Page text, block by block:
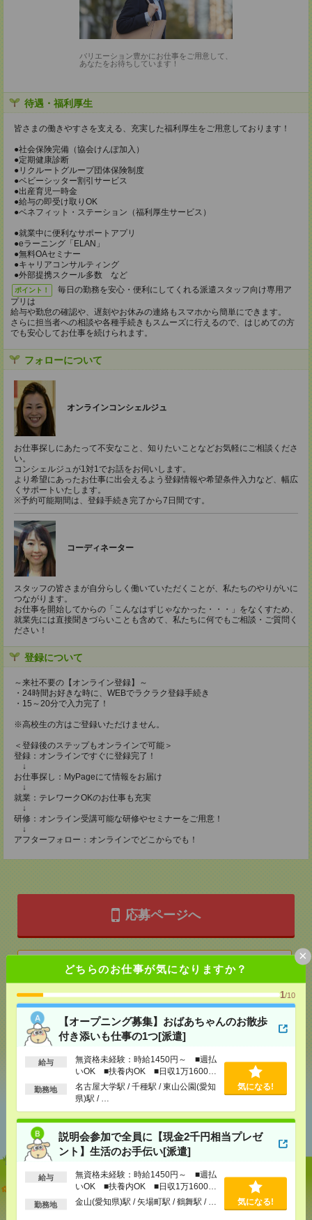
どちらのお仕事が気になりますか？
1/10
【オープニング募集】おばあちゃんのお散歩
付き添いも仕事の1つ[派遣]
給与
無資格未経験：時給1450円～ ■週払
いOK ■扶養内OK ■日収1万1600円
以上
勤務地
名古屋大学駅 / 千種駅 / 東山公園(愛知
県)駅 / …
気になる!
説明会参加で全員に【現金2千円相当プレゼ
ント】生活のお手伝い[派遣]
給与
無資格未経験：時給1450円～ ■週払
いOK ■扶養内OK ■日収1万1600円
以上
勤務地 金山(愛知県)駅 / 矢場町駅 / 鶴舞駅 / … 気になる!
×
バリエーション豊かにお仕事をご用意して、
あなたをお待ちしています！
待遇・福利厚生
皆さまの働きやすさを支える、充実した福利厚生をご用意しております！
●社会保険完備（協会けんぽ加入）
●定期健康診断
●リクルートグループ団体保険制度
●ベビーシッター割引サービス
●出産育児一時金
●給与の即受け取りOK
●ベネフィット・ステーション（福利厚生サービス）
●就業中に便利なサポートアプリ
●eラーニング「ELAN」
●無料OAセミナー
●キャリアコンサルティング
●外部提携スクール多数 など
ポイント！
毎日の勤務を安心・便利にしてくれる派遣スタッフ向け専用ア
プリは
給与や勤怠の確認や、遅刻やお休みの連絡もスマホから簡単にできます。
さらに担当者への相談や各種手続きもスムーズに行えるので、はじめての方
でも安心してお仕事を続けられます。
フォローについて
オンラインコンシェルジュ
お仕事探しにあたって不安なこと、知りたいことなどお気軽にご相談くださ
い。
コンシェルジュが1対1でお話をお伺いします。
より希望にあったお仕事に出会えるよう登録情報や希望条件入力など、幅広
くサポートいたします。
※予約可能期間は、登録手続き完了から7日間です。
コーディネーター
スタッフの皆さまが自分らしく働いていただくことが、私たちのやりがいに
つながります。
お仕事を開始してからの「こんなはずじゃなかった・・・」をなくすため、
就業先には直接聞きづらいことも含めて、私たちに何でもご相談・ご質問く
ださい！
登録について
～来社不要の【オンライン登録】～
・24時間お好きな時に、WEBでラクラク登録手続き
・15～20分で入力完了！
※高校生の方はご登録いただけません。
＜登録後のステップもオンラインで可能＞
登録：オンラインですぐに登録完了！
↓
お仕事探し：MyPageにて情報をお届け
↓
就業：テレワークOKのお仕事も充実
↓
研修：オンライン受講可能な研修やセミナーをご用意！
↓
アフターフォロー：オンラインでどこからでも！
応募ページへ
気になる！
メール LINE
シェア ツイート
あなたの閲覧履歴からの
おすすめ
【オープニング募集】おばあちゃんのお散歩付き添
いも仕事の1つ[派遣]